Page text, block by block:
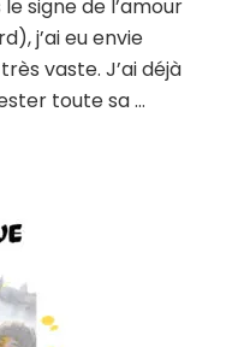
signe de l’amour
j’ai eu envie
vaste. J’ai déjà
toute sa …